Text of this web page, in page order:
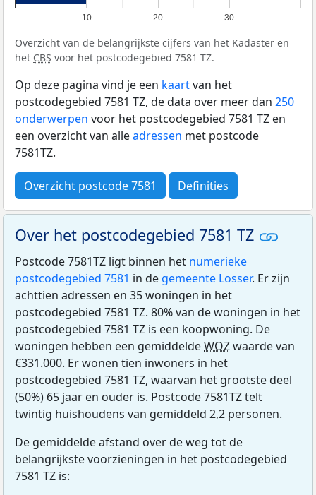
10 20 30
Overzicht van de belangrijkste cijfers van het Kadaster en
het CBS voor het postcodegebied 7581 TZ.
Op deze pagina vind je een kaartvan het
postcodegebied 7581 TZ, de data over meer dan 250
onderwerpen voor het postcodegebied 7581 TZ en
een overzicht van alleadressen met postcode
7581TZ.
Overzicht postcode 7581 Definities
Over het postcodegebied 7581 TZ
Postcode 7581TZ ligt binnen het numerieke
postcodegebied 7581 in de gemeente Losser. Er zijn
achttien adressen en 35 woningen in het
postcodegebied 7581 TZ. 80% van de woningen in het
postcodegebied 7581 TZ is een koopwoning. De
woningen hebben een gemiddeldeWOZwaarde van
€331.000. Er wonen tien inwoners in het
postcodegebied 7581 TZ, waarvan het grootste deel
(50%) 65 jaar en ouder is. Postcode 7581TZ telt
twintig huishoudens van gemiddeld 2,2 personen.
De gemiddelde afstand over de weg tot de
belangrijkste voorzieningen in het postcodegebied
7581 TZ is: